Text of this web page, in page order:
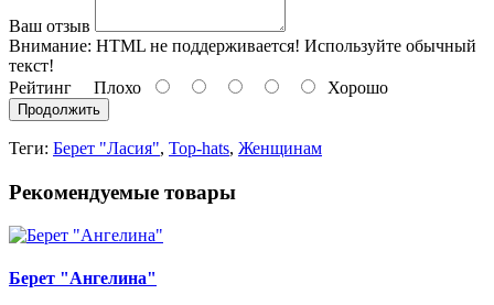
Ваш отзыв
Внимание: HTML не поддерживается! Используйте обычный
текст!
Рейтинг Плохо Хорошо
Продолжить
Теги: Берет "Ласия", Top-hats, Женщинам
Рекомендуемые товары
Берет "Ангелина"